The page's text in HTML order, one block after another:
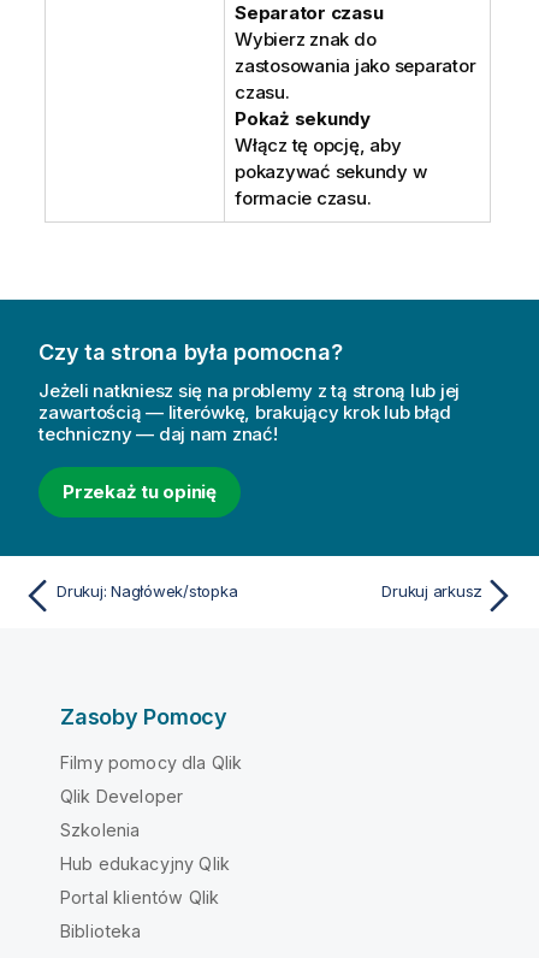
Separator czasu
Wybierz znak do
zastosowania jako separator
czasu.
Pokaż sekundy
Włącz tę opcję, aby
pokazywać sekundy w
formacie czasu.
Czy ta strona była pomocna?
Jeżeli natkniesz się na problemy z tą stroną lub jej
zawartością — literówkę, brakujący krok lub błąd
techniczny — daj nam znać!
Przekaż tu opinię
Drukuj: Nagłówek/stopka Drukuj arkusz
Zasoby Pomocy
Filmy pomocy dla Qlik
Qlik Developer
Szkolenia
Hub edukacyjny Qlik
Portal klientów Qlik
Biblioteka